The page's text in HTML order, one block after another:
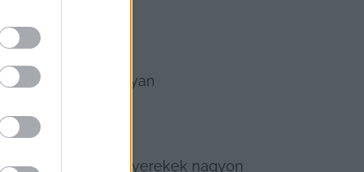
egyáltalán: hogyan
formában. A kisgyerekek nagyon